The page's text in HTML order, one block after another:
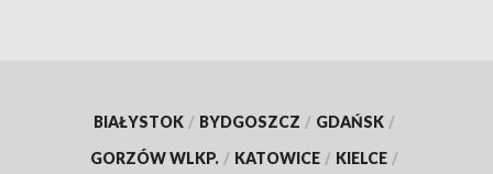
BIAŁYSTOK / BYDGOSZCZ / GDAŃSK /
GORZÓW WLKP. / KATOWICE / KIELCE /